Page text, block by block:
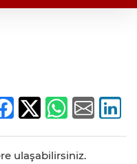
ulaşabilirsiniz.